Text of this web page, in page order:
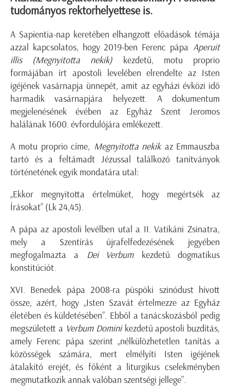
tudományos rektorhelyettese is.
A Sapientia-nap keretében elhangzott előadások témája
azzal kapcsolatos, hogy 2019-ben Ferenc pápa Aperuit
illis (Megnyitotta nekik) kezdetű, motu proprio
formájában írt apostoli levelében elrendelte az Isten
igéjének vasárnapja ünnepét, amit az egyházi évközi idő
harmadik vasárnapjára helyezett. A dokumentum
megjelenésének évében az Egyház Szent Jeromos
halálának 1600. évfordulójára emlékezett.
A motu proprio címe, Megnyitotta nekikaz Emmauszba
tartó és a feltámadt Jézussal találkozó tanítványok
történetének egyik mondatára utal:
„Ekkor megnyitotta értelmüket, hogy megértsék az
Írásokat” (Lk 24,45).
A pápa az apostoli levélben utal a II. Vatikáni Zsinatra,
mely a Szentírás újrafelfedezésének jegyében
megfogalmazta a Dei Verbumkezdetű dogmatikus
konstitúciót.
XVI. Benedek pápa 2008-ra püspöki szinódust hívott
össze, azért, hogy „Isten Szavát értelmezze az Egyház
életében és küldetésében”. Ebből a tanácskozásból pedig
megszületett a Verbum Dominikezdetű apostoli buzdítás,
amely Ferenc pápa szerint „nélkülözhetetlen tanítás a
közösségek számára, mert elmélyíti Isten igéjének
átalakító erejét, és főként a liturgikus cselekményben
megmutatkozik annak valóban szentségi jellege”.